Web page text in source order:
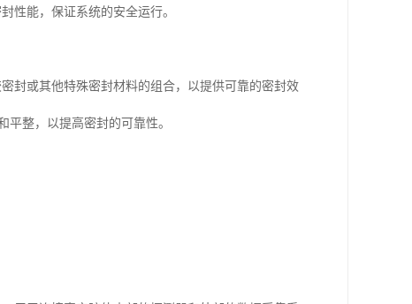
性能，保证系统的安全运行。
封或其他特殊密封材料的组合，以提供可靠的密封效
整，以提高密封的可靠性。